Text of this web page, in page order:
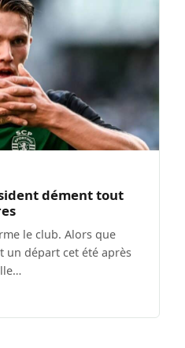
dément tout
le club. Alors que
un départ cet été après